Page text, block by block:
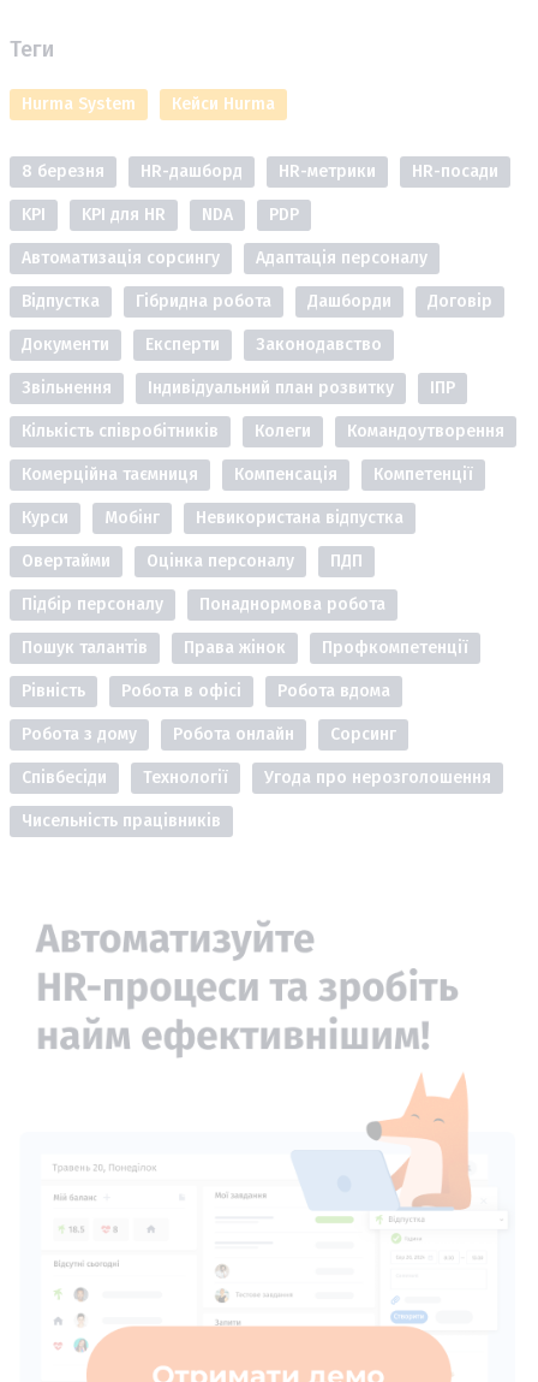
Теги
Hurma System Кейси Hurma
8 березня HR-дашборд HR-метрики HR-посади
KPI KPI для HR NDA PDP
Автоматизація сорсингу Адаптація персоналу
Відпустка Гібридна робота Дашборди Договір
Документи Експерти Законодавство
Звільнення Індивідуальний план розвитку ІПР
Кількість співробітників Колеги Командоутворення
Комерційна таємниця Компенсація Компетенції
Курси Мобінг Невикористана відпустка
Овертайми Оцінка персоналу ПДП
Підбір персоналу Понаднормова робота
Пошук талантів Права жінок Профкомпетенції
Рівність Робота в офісі Робота вдома
Робота з дому Робота онлайн Сорсинг
Співбесіди Технології Угода про нерозголошення
Чисельність працівників